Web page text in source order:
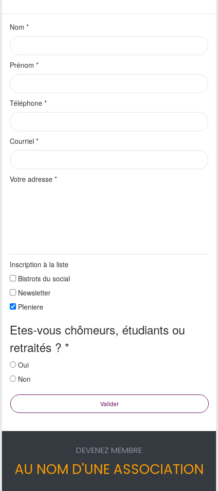
Nom*
Prénom*
Téléphone*
Courriel*
Votre adresse*
Inscription à la liste
Bistrots du social
Newsletter
Pleniere
Etes-vous chômeurs, étudiants ou
retraités ? *
Oui
Non
Valider
DEVENEZ MEMBRE
AU NOM D'UNE ASSOCIATION